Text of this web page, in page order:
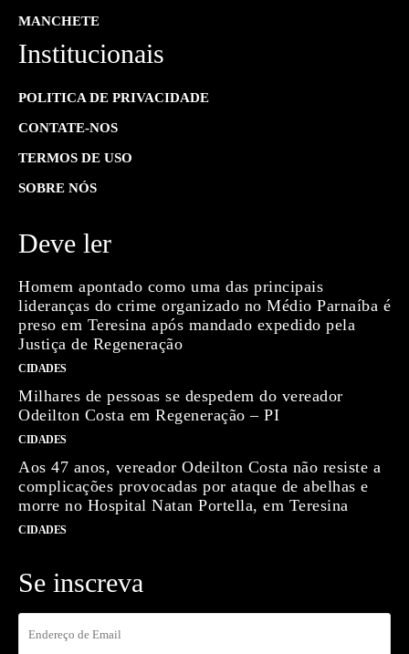
MANCHETE
Institucionais
POLITICA DE PRIVACIDADE
CONTATE-NOS
TERMOS DE USO
SOBRE NÓS
Deve ler
Homem apontado como uma das principais
lideranças do crime organizado no Médio Parnaíba é
preso em Teresina após mandado expedido pela
Justiça de Regeneração
CIDADES
Milhares de pessoas se despedem do vereador
Odeilton Costa em Regeneração – PI
CIDADES
Aos 47 anos, vereador Odeilton Costa não resiste a
complicações provocadas por ataque de abelhas e
morre no Hospital Natan Portella, em Teresina
CIDADES
Se inscreva